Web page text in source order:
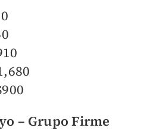
– Grupo Firme